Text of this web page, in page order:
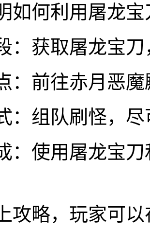
如何利用屠龙
：获取屠龙宝
：前往赤月恶
：组队刷怪，
：使用屠龙宝
攻略，玩家可